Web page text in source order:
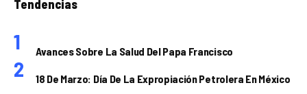
Tendencias
Avances Sobre La Salud Del Papa Francisco
18 De Marzo: Día De La Expropiación Petrolera En México